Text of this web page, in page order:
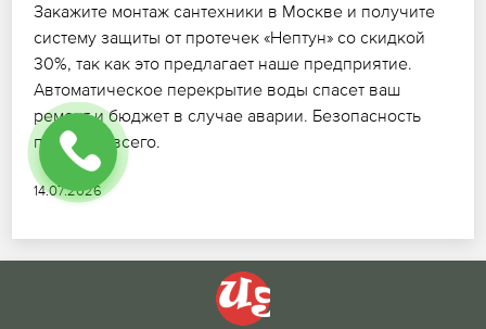
Закажите монтаж сантехники в Москве и получите
систему защиты от протечек «Нептун» со скидкой
30%, так как это предлагает наше предприятие.
Автоматическое перекрытие воды спасет ваш
ремонт и бюджет в случае аварии. Безопасность
превыше всего.
14.07.2026